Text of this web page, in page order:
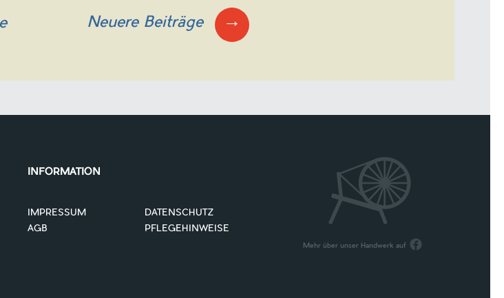
Neuere Beiträge →
INFORMATION
IMPRESSUM
AGB
DATENSCHUTZ
PFLEGEHINWEISE
Mehr über unser Handwerk auf